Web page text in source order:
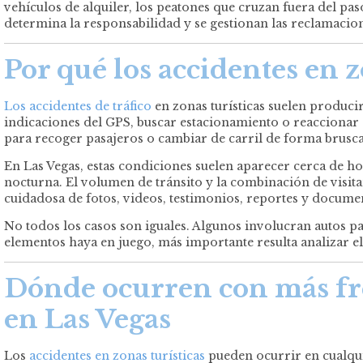
vehículos de alquiler, los peatones que cruzan fuera del
determina la responsabilidad y se gestionan las
Por qué los accidentes en
Los accidentes de tráfico en zonas turísticas suelen
indicaciones del GPS, buscar estacionamiento o
para recoger pasajeros o cambiar de carril de forma
En Las Vegas, estas condiciones suelen aparecer cerca
nocturna. El volumen de tránsito y la combinación de
cuidadosa de fotos, videos, testimonios, reportes y
No todos los casos son iguales. Algunos involucran autos
elementos haya en juego, más importante resulta analizar
Dónde ocurren con más
en Las Vegas
Los accidentes en zonas turísticas pueden ocurrir en